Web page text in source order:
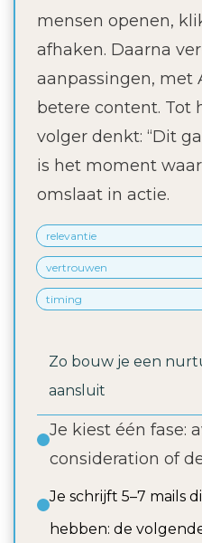
mensen openen,
afhaken. Daarna
aanpassingen, met
betere content. Tot
volger denkt: “Dit
is het moment
omslaat in actie.
relevantie
vertrouwen
timing
Zo bouw je een
aansluit
Je kiest één fase:
consideration of
Je schrijft 5–7 mails
hebben: de